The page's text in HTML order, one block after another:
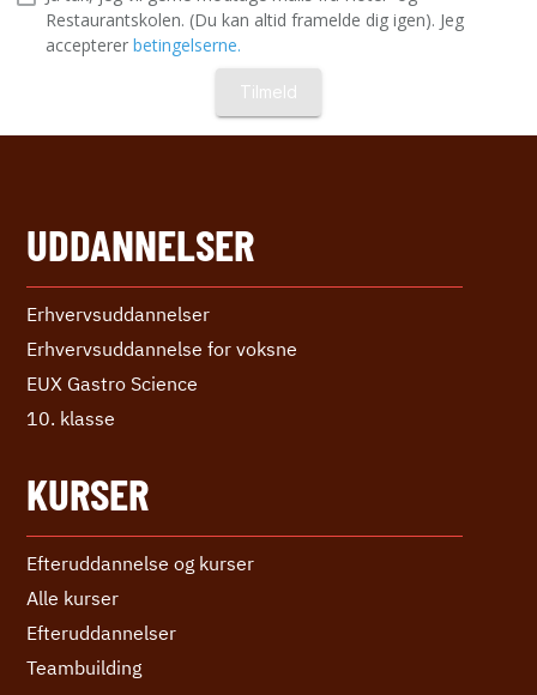
UDDANNELSER
Erhvervs­uddannelser
Erhvervs­uddannelse ­for voksne
EUX Gastro Science
10. klasse
KURSER
Efteruddannelse og kurser
Alle kurser
Efter­uddannelser
Teambuilding